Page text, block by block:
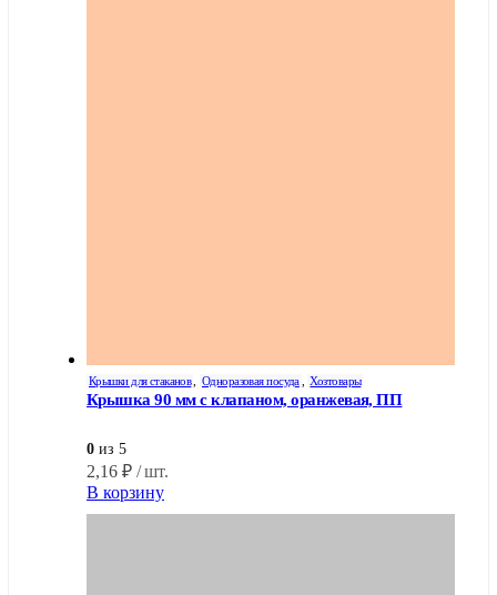
Крышки для стаканов Одноразовая посуда Хозтовары
Крышка 90 мм с клапаном, оранжевая, ПП
0 из 5
2,16 ₽ / шт.
В корзину